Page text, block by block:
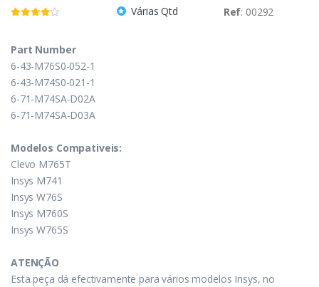
Várias Qtd Ref: 00292
Part Number
6-43-M76S0-052-1
6-43-M74S0-021-1
6-71-M74SA-D02A
6-71-M74SA-D03A
Modelos Compativeis:
Clevo M765T
Insys M741
Insys W76S
Insys M760S
Insys W765S
ATENÇÃO
Esta peça dá efectivamente para vários modelos Insys, no